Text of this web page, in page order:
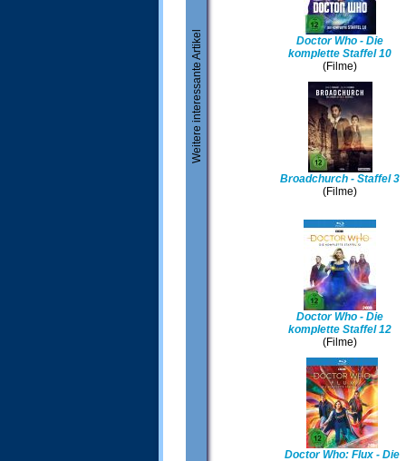
Weitere interessante Artikel
Doctor Who - Die
komplette Staffel 10
(Filme)
Broadchurch - Staffel 3
(Filme)
Doctor Who - Die
komplette Staffel 12
(Filme)
Doctor Who: Flux - Die